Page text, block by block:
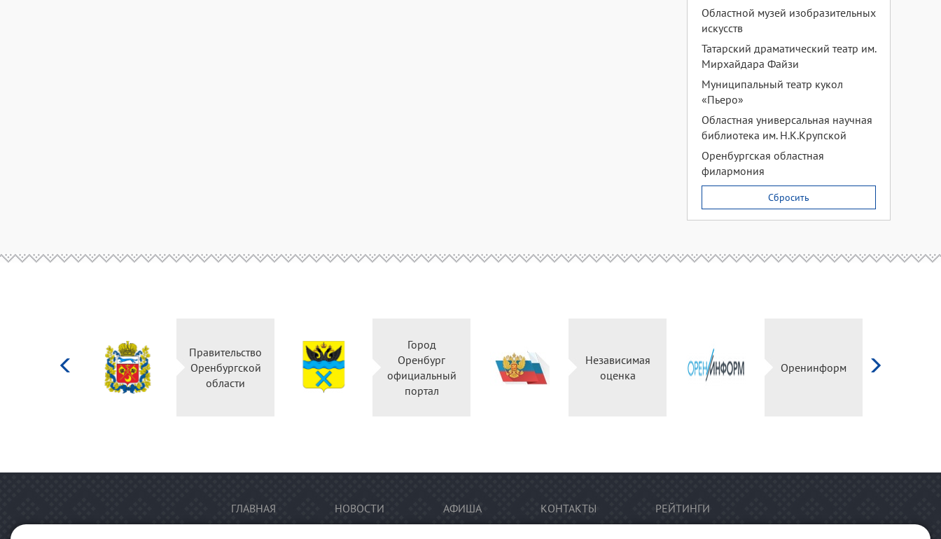
Областной музей изобразительных
искусств
Татарский драматический театр им.
Мирхайдара Файзи
Муниципальный театр кукол
«Пьеро»
Областная универсальная научная
библиотека им. Н.К.Крупской
Оренбургская областная
филармония
Сбросить
Правительство
Оренбургской
области
Город
Оренбург
официальный
портал
Независимая
оценка
Оренинформ
ГЛАВНАЯ НОВОСТИ АФИША КОНТАКТЫ РЕЙТИНГИ